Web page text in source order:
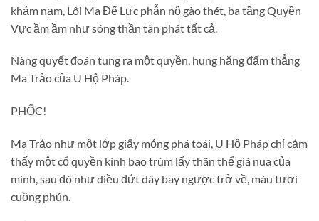
khảm nạm, Lôi Ma Đế Lực phẫn nộ gào thét, ba tầng Quyền
Vực ầm ầm như sóng thần tàn phát tất cả.
Nàng quyết đoán tung ra một quyền, hung hăng đấm thẳng
Ma Trảo của U Hộ Pháp.
PHỐC!
Ma Trảo như một lớp giấy mỏng phá toái, U Hộ Pháp chỉ cảm
thấy một cổ quyền kình bao trùm lấy thân thể già nua của
mình, sau đó như diều đứt dây bay ngược trở về, máu tươi
cuồng phún.